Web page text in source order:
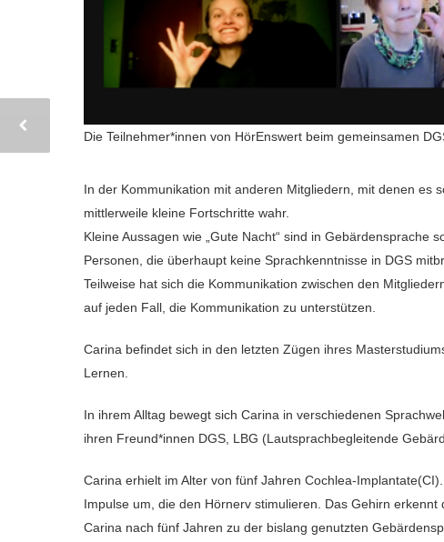
Die Teilnehmer*innen von HörEnswert beim gemeinsamen
In der Kommunikation mit anderen Mitgliedern, mit denen es
mittlerweile kleine Fortschritte wahr.
Kleine Aussagen wie „Gute Nacht“ sind in Gebärdensprache
Personen, die überhaupt keine Sprachkenntnisse in DGS
Teilweise hat sich die Kommunikation zwischen den
auf jeden Fall, die Kommunikation zu unterstützen.
Carina befindet sich in den letzten Zügen ihres
Lernen.
In ihrem Alltag bewegt sich Carina in verschiedenen
ihren Freund*innen DGS, LBG (Lautsprachbegleitende
Carina erhielt im Alter von fünf Jahren Cochlea-
Impulse um, die den Hörnerv stimulieren. Das Gehirn
Carina nach fünf Jahren zu der bislang genutzten